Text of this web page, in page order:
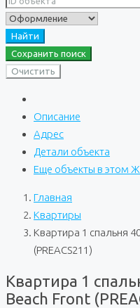
Найти
Сохранить поиск
Очистить
Описание
Адрес
Детали объекта
Еще объекты в этом
Главная
Квартиры
Квартира 1 спальня
(PREACS211)
Квартира 1
Beach Front